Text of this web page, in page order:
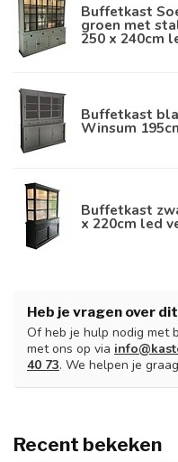
Buffetkast
groen met
250 x 240cm
Buffetkast
Winsum
Buffetkast
x 220cm led
Heb je vragen over
Of heb je hulp nodig met
met ons op via
40 73. We helpen je
Recent bekeken